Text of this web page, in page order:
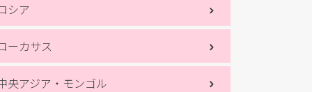
シア
ーカサス
央アジア・モンゴル